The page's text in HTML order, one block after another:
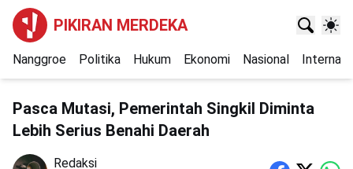
PIKIRAN MERDEKA
Nanggroe Politika Hukum Ekonomi Nasional
Pasca Mutasi, Pemerintah Singkil Diminta
Lebih Serius Benahi Daerah
Redaksi